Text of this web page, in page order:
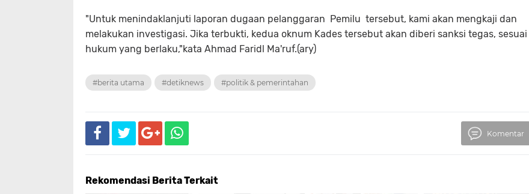
"Untuk menindaklanjuti laporan dugaan pelanggaran Pemilu tersebut, kami akan mengkaji dan
melakukan investigasi. Jika terbukti, kedua oknum Kades tersebut akan diberi sanksi tegas, sesuai
hukum yang berlaku,"kata Ahmad Faridl Ma'ruf.(ary)
#berita utama #detiknews #politik & pemerintahan
Komentar
Rekomendasi Berita Terkait